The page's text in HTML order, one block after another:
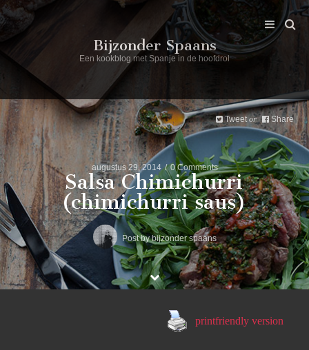
Bijzonder Spaans
Een kookblog met Spanje in de hoofdrol
augustus 29, 2014 0 Comments
Salsa Chimichurri
(chimichurri saus)
Tweet or Share
Post bybijzonder spaans
printfriendly version